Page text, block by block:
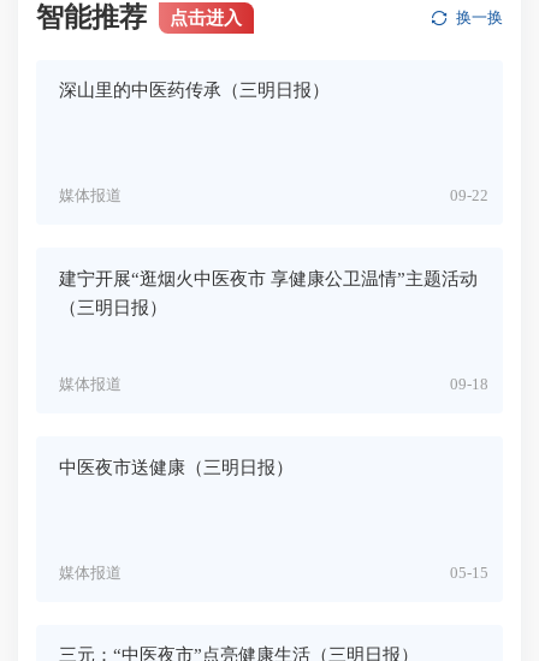
智能推荐 点击进入 换一换
深山里的中医药传承（三明日报）
09-22
媒体报道
建宁开展“逛烟火中医夜市 享健康公卫温情”主题活动
（三明日报）
09-18
媒体报道
中医夜市送健康（三明日报）
05-15
媒体报道
三元：“中医夜市”点亮健康生活（三明日报）